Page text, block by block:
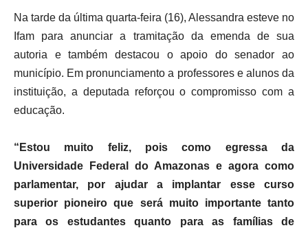
Na tarde da última quarta-feira (16), Alessandra esteve no
Ifam para anunciar a tramitação da emenda de sua
autoria e também destacou o apoio do senador ao
município. Em pronunciamento a professores e alunos da
instituição, a deputada reforçou o compromisso com a
educação.
“Estou muito feliz, pois como egressa da
Universidade Federal do Amazonas e agora como
parlamentar, por ajudar a implantar esse curso
superior pioneiro que será muito importante tanto
para os estudantes quanto para as famílias de